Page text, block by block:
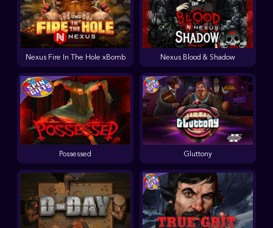
Nexus Blood & Shadow
Nexus Fire In The Hole xBomb
Gluttony
Possessed